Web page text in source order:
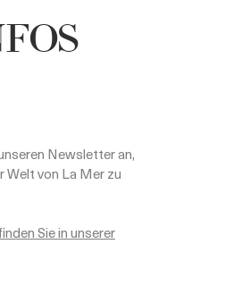
Newsletter an,
Welt von La Mer zu
Sie in unserer